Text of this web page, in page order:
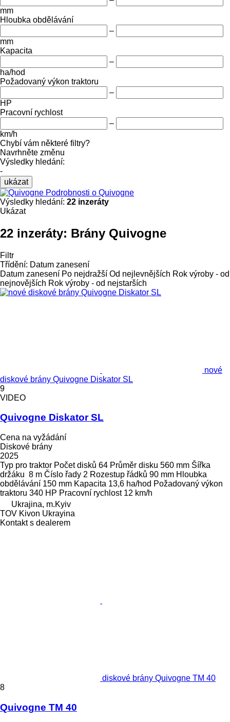
mm
Hloubka obdělávání
–
mm
Kapacita
–
ha/hod
Požadovaný výkon traktoru
–
HP
Pracovní rychlost
–
km/h
Chybí vám některé filtry?
Navrhněte změnu
Výsledky hledání:
-
ukázat
Podrobnosti o Quivogne
Výsledky hledání: 22 inzeráty
Ukázat
22 inzeráty: Brány Quivogne
Filtr
Třídění: Datum zanesení
Datum zanesení Po nejdražší Od nejlevnějších Rok výroby - od
nejnovějších Rok výroby - od nejstarších
nové
diskové brány Quivogne Diskator SL
9
VIDEO
Quivogne Diskator SL
Cena na vyžádání
Diskové brány
2025
Typ pro traktor Počet disků 64 Průměr disku 560 mm Šířka
držáku 8 m Číslo řady 2 Rozestup řádků 90 mm Hloubka
obdělávání 150 mm Kapacita 13,6 ha/hod Požadovaný výkon
traktoru 340 HP Pracovní rychlost 12 km/h
Ukrajina, m.Kyiv
TOV Kivon Ukrayina
Kontakt s dealerem
diskové brány Quivogne TM 40
8
Quivogne TM 40